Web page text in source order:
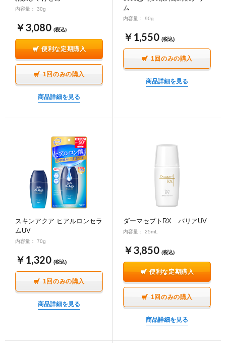
内容量： 30g
￥3,080 (税込)
便利な定期購入
1回のみの購入
商品詳細を見る
ム
内容量： 90g
￥1,550 (税込)
1回のみの購入
商品詳細を見る
スキンアクア ヒアルロンセラ
ムUV
内容量： 70g
￥1,320 (税込)
1回のみの購入
商品詳細を見る
ダーマセプトRX バリアUV
内容量： 25mL
￥3,850 (税込)
便利な定期購入
1回のみの購入
商品詳細を見る